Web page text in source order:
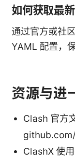
如何获取最
通过官方或社
YAML 配置，
资源与进
Clash 官方
ClashX 使